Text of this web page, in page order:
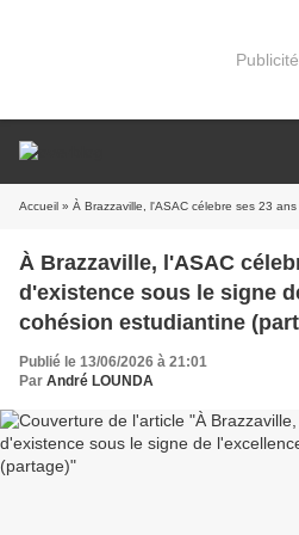
Publicité
Accueil » À Brazzaville, l'ASAC célebre ses 23 ans d'existence sous le
À Brazzaville, l'ASAC
d'existence sous le signe
cohésion estudiantine
Publié le 13/06/2026 à 21:01
Par André LOUNDA